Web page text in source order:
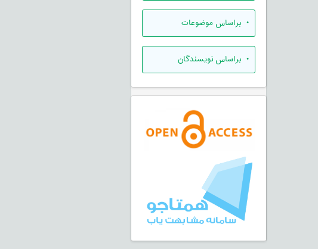
• براساس موضوعات
• براساس نویسندگان